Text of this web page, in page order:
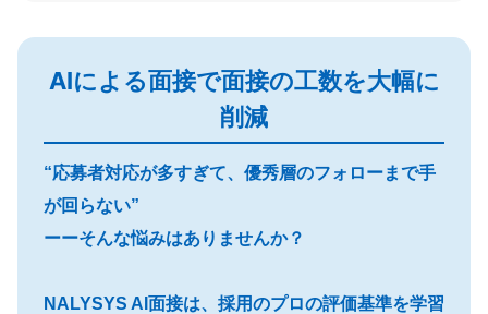
AIによる面接で面接の工数を大幅に
削減
“応募者対応が多すぎて、優秀層のフォローまで手
が回らない”
ーーそんな悩みはありませんか？
NALYSYS AI面接は、採用のプロの評価基準を学習